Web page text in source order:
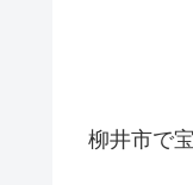
柳井市で